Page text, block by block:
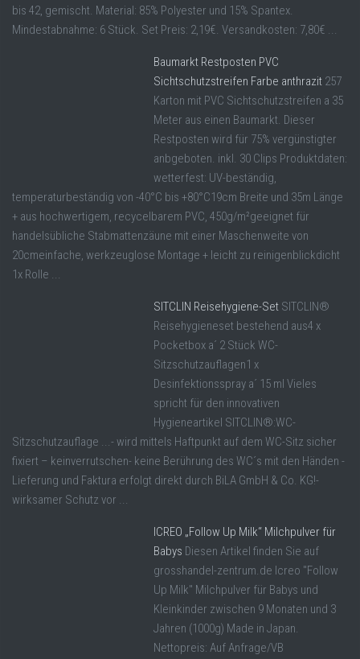
bis 42, gemischt. Material: 85% Polyester und 15% Spantex.
Mindestabnahme: 6 Stück. Set Preis: 2,19€. Versandkosten: 7,80€ ...
Baumarkt Restposten PVC
Sichtschutzstreifen Farbe anthrazit 257
Karton mit PVC Sichtschutzstreifen a 35
Meter aus einen Baumarkt. Dieser
Restposten wird für 75% vergünstigter
anbgeboten. inkl. 30 Clips Produktdaten:
wetterfest: UV-beständig,
temperaturbeständig von -40°C bis +80°C19cm Breite und 35m Länge
+ aus hochwertigem, recycelbarem PVC, 450g/m²geeignet für
handelsübliche Stabmattenzäune mit einer Maschenweite von
20cmeinfache, werkzeuglose Montage + leicht zu reinigenblickdicht
1x Rolle ...
SITCLIN Reisehygiene-Set SITCLIN®
Reisehygieneset bestehend aus4 x
Pocketbox a´ 2 Stück WC-
Sitzschutzauflagen1 x
Desinfektionsspray a´ 15 ml Vieles
spricht für den innovativen
Hygieneartikel SITCLIN®:WC-
Sitzschutzauflage ...- wird mittels Haftpunkt auf dem WC-Sitz sicher
fixiert – keinverrutschen- keine Berührung des WC´s mit den Händen -
Lieferung und Faktura erfolgt direkt durch BiLA GmbH & Co. KG!-
wirksamer Schutz vor ...
ICREO „Follow Up Milk“ Milchpulver für
Babys Diesen Artikel finden Sie auf
grosshandel-zentrum.de Icreo "Follow
Up Milk" Milchpulver für Babys und
Kleinkinder zwischen 9 Monaten und 3
Jahren (1000g) Made in Japan.
Nettopreis: Auf Anfrage/VB